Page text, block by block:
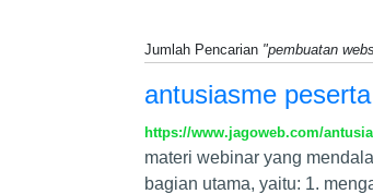
Jumlah Pencarian "pembuatan
antusiasme
https://www.jagoweb.com/
materi webinar yang
bagian utama, yaitu: 1.